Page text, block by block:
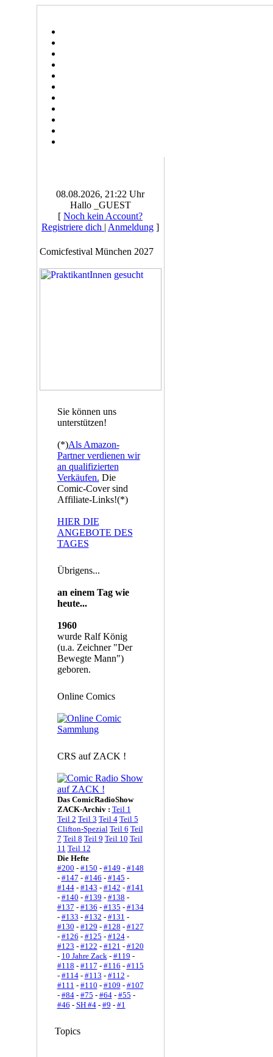
08.08.2026, 21:22 Uhr
Hallo _GUEST
[ Noch kein Account?
Registriere dich | Anmeldung ]
Comicfestival München 2027
Sie können uns
unterstützen!
(*)Als Amazon-
Partner verdienen wir
an qualifizierten
Verkäufen. Die
Comic-Cover sind
Affiliate-Links!(*)
HIER DIE
ANGEBOTE DES
TAGES
Übrigens...
an einem Tag wie
heute...
1960
wurde Ralf König
(u.a. Zeichner "Der
Bewegte Mann")
geboren.
Online Comics
CRS auf ZACK !
Das ComicRadioShow
ZACK-Archiv : Teil 1
Teil 2 Teil 3 Teil 4 Teil 5
Clifton-Spezial Teil 6 Teil
7 Teil 8 Teil 9 Teil 10 Teil
11 Teil 12
Die Hefte
#200 - #150 - #149 - #148
- #147 - #146 - #145 -
#144- #143 - #142 - #141
- #140 - #139 - #138 -
#137 - #136 - #135 - #134
- #133 - #132 - #131 -
#130 - #129 - #128 - #127
- #126 - #125 - #124-
#123 - #122 - #121 - #120
- 10 Jahre Zack- #119 -
#118 - #117 - #116 - #115
- #114- #113 - #112 -
#111 - #110 - #109 - #107
- #84- #75 - #64- #55 -
#46 - SH #4- #9 - #1
Topics